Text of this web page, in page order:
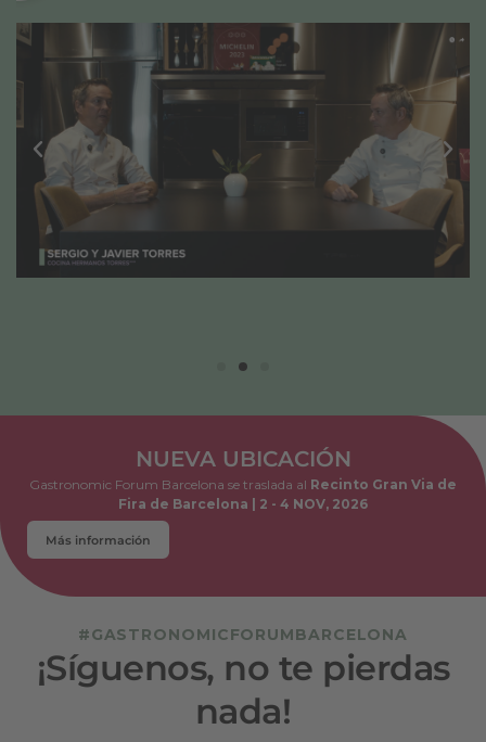
NUEVA UBICACIÓN
Gastronomic Forum Barcelona se traslada al Recinto Gran Via de
Fira de Barcelona | 2 - 4 NOV, 2026
Más información
#GASTRONOMICFORUMBARCELONA
¡Síguenos, no te pierdas
nada!